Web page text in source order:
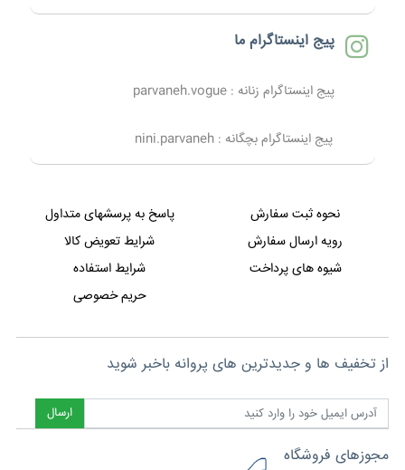
پیج اینستاگرام ما
پیج اینستاگرام زنانه : parvaneh.vogue
پیج اینستاگرام بچگانه : nini.parvaneh
نحوه ثبت سفارش
رویه ارسال سفارش
شیوه های پرداخت
پاسخ به پرسشهای متداول
شرایط تعویض کالا
شرایط استفاده
حریم خصوصی
از تخفیف ها و جدیدترین های پروانه باخبر شوید
ارسال
مجوزهای فروشگاه